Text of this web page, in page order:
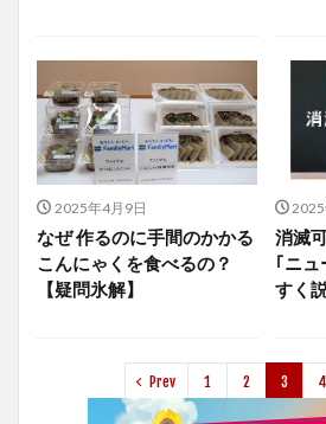
2025年4月9日
なぜ 作るのに手間のかかる
こんにゃくを食べるの？
【疑問氷解】
2025
消滅
｢ニ
すく
Prev 1 2 3 4